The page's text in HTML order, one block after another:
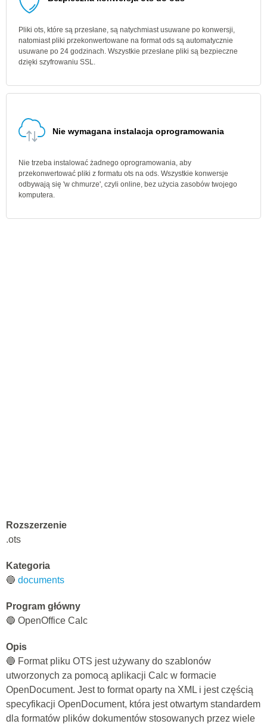
Pliki ots, które są przesłane, są natychmiast usuwane po konwersji,
natomiast pliki przekonwertowane na format ods są automatycznie
usuwane po 24 godzinach. Wszystkie przesłane pliki są bezpieczne
dzięki szyfrowaniu SSL.
Nie wymagana instalacja oprogramowania
Nie trzeba instalować żadnego oprogramowania, aby
przekonwertować pliki z formatu ots na ods. Wszystkie konwersje
odbywają się 'w chmurze', czyli online, bez użycia zasobów twojego
komputera.
Rozszerzenie
.ots
Kategoria
🔵 documents
Program główny
🔵 OpenOffice Calc
Opis
🔵 Format pliku OTS jest używany do szablonów
utworzonych za pomocą aplikacji Calc w formacie
OpenDocument. Jest to format oparty na XML i jest częścią
specyfikacji OpenDocument, która jest otwartym standardem
dla formatów plików dokumentów stosowanych przez wiele